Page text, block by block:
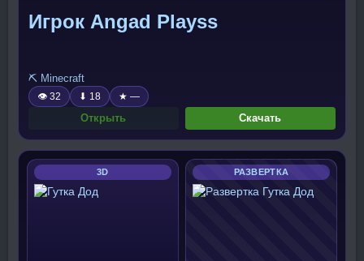
Игрок Angad Playss
⛏️ Minecraft
👁 32 ⬇ 18 ★ —
Открыть Скачать
3D РАЗВЕРТКА